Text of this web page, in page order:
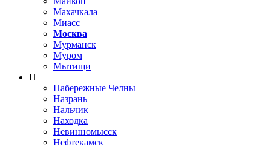
Махачкала
Миасс
Москва
Мурманск
Муром
Мытищи
Н
Набережные Челны
Назрань
Нальчик
Находка
Невинномысск
Нефтекамск